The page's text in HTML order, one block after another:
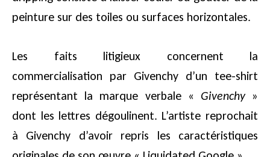
peinture sur des toiles ou surfaces horizontales.
Les faits litigieux concernent la
commercialisation par Givenchy d’un tee-shirt
représentant la marque verbale « Givenchy»
dont les lettres dégoulinent. L’artiste reprochait
à Givenchy d’avoir repris les caractéristiques